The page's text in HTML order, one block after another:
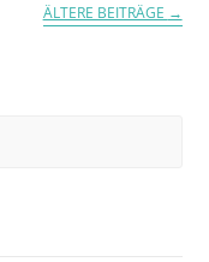
ÄLTERE BEITRÄGE →